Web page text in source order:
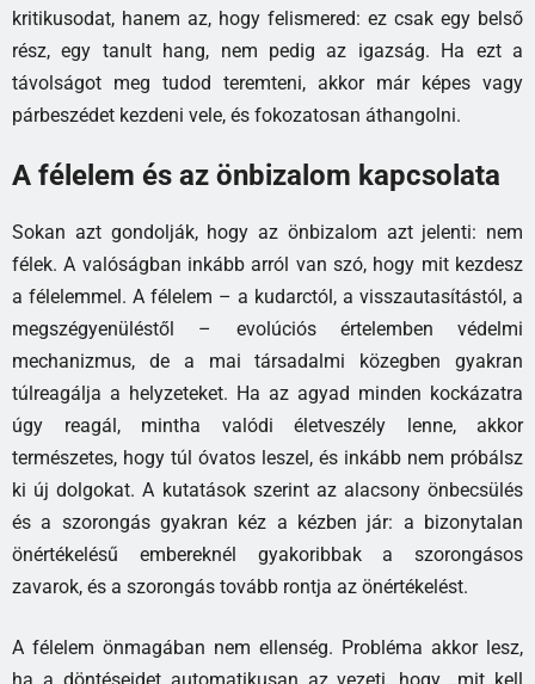
kritikusodat, hanem az, hogy felismered: ez csak egy belső
rész, egy tanult hang, nem pedig az igazság. Ha ezt a
távolságot meg tudod teremteni, akkor már képes vagy
párbeszédet kezdeni vele, és fokozatosan áthangolni.
A félelem és az önbizalom kapcsolata
Sokan azt gondolják, hogy az önbizalom azt jelenti: nem
félek. A valóságban inkább arról van szó, hogy mit kezdesz
a félelemmel. A félelem – a kudarctól, a visszautasítástól, a
megszégyenüléstől – evolúciós értelemben védelmi
mechanizmus, de a mai társadalmi közegben gyakran
túlreagálja a helyzeteket. Ha az agyad minden kockázatra
úgy reagál, mintha valódi életveszély lenne, akkor
természetes, hogy túl óvatos leszel, és inkább nem próbálsz
ki új dolgokat. A kutatások szerint az alacsony önbecsülés
és a szorongás gyakran kéz a kézben jár: a bizonytalan
önértékelésű embereknél gyakoribbak a szorongásos
zavarok, és a szorongás tovább rontja az önértékelést.
A félelem önmagában nem ellenség. Probléma akkor lesz,